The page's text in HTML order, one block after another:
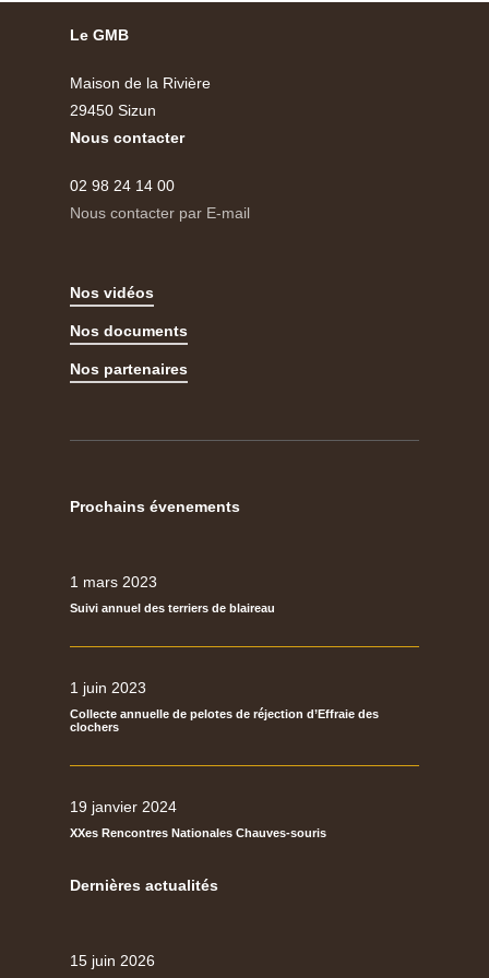
Le GMB
Maison de la Rivière
29450 Sizun
Nous contacter
02 98 24 14 00
Nous contacter par E-mail
Nos vidéos
Nos documents
Nos partenaires
Prochains évenements
1 mars 2023
Suivi annuel des terriers de blaireau
1 juin 2023
Collecte annuelle de pelotes de réjection d’Effraie des
clochers
19 janvier 2024
XXes Rencontres Nationales Chauves-souris
Dernières actualités
15 juin 2026